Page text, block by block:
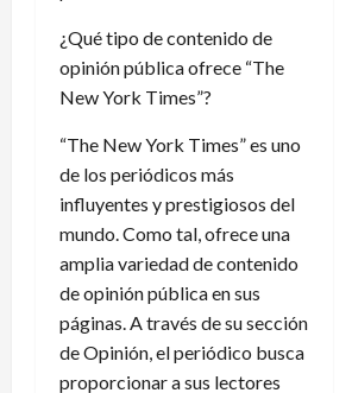
¿Qué tipo de contenido de
opinión pública ofrece “The
New York Times”?
“The New York Times” es uno
de los periódicos más
influyentes y prestigiosos del
mundo. Como tal, ofrece una
amplia variedad de contenido
de opinión pública en sus
páginas. A través de su sección
de Opinión, el periódico busca
proporcionar a sus lectores